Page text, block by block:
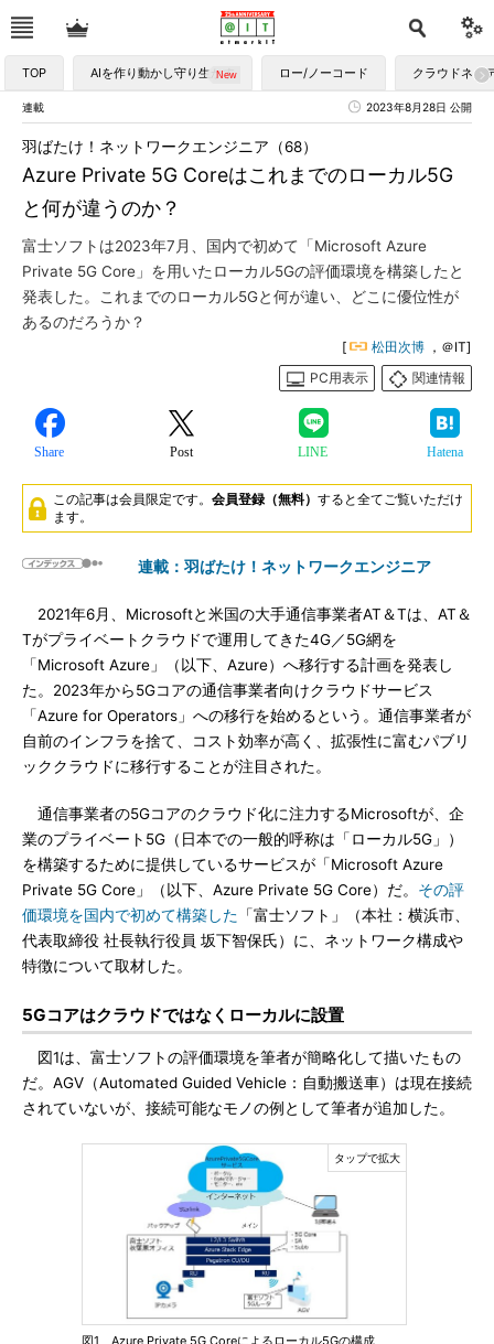
TOP AIを作り動かし守り生かす ロー/ノーコード クラウドネイ
連載 2023年8月28日 公開
Azure Private 5G Coreはこれまでのローカル5G
と何が違うのか？
羽ばたけ！ネットワークエンジニア（68）
富士ソフトは2023年7月、国内で初めて「Microsoft Azure
Private 5G Core」を用いたローカル5Gの評価環境を構築したと
発表した。これまでのローカル5Gと何が違い、どこに優位性が
あるのだろうか？
[ 松田次博 ，＠IT]
PC用表示
関連情報
Share Post LINE Hatena
この記事は会員限定です。 会員登録（無料） すると全てご覧いただけ
ます。
連載：羽ばたけ！ネットワークエンジニア
2021年6月、Microsoftと米国の大手通信事業者AT＆Tは、AT＆
Tがプライベートクラウドで運用してきた4G／5G網を
「Microsoft Azure」（以下、Azure）へ移行する計画を発表し
た。2023年から5Gコアの通信事業者向けクラウドサービス
「Azure for Operators」への移行を始めるという。通信事業者が
自前のインフラを捨て、コスト効率が高く、拡張性に富むパブリ
ッククラウドに移行することが注目された。
通信事業者の5Gコアのクラウド化に注力するMicrosoftが、企
業のプライベート5G（日本での一般的呼称は「ローカル5G」）
を構築するために提供しているサービスが「Microsoft Azure
Private 5G Core」（以下、Azure Private 5G Core）だ。 その評
価環境を国内で初めて構築した 「富士ソフト」（本社：横浜市、
代表取締役 社長執行役員 坂下智保氏）に、ネットワーク構成や
特徴について取材した。
5Gコアはクラウドではなくローカルに設置
図1は、富士ソフトの評価環境を筆者が簡略化して描いたもの
だ。AGV（Automated Guided Vehicle：自動搬送車）は現在接続
されていないが、接続可能なモノの例として筆者が追加した。
図1 Azure Private 5G Coreによるローカル5Gの構成